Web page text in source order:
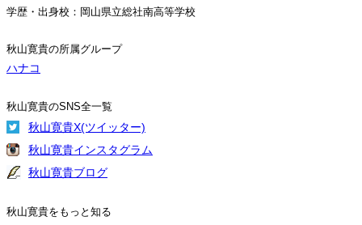
学歴・出身校：岡山県立総社南高等学校
秋山寛貴の所属グループ
ハナコ
秋山寛貴のSNS全一覧
秋山寛貴X(ツイッター)
秋山寛貴インスタグラム
秋山寛貴ブログ
秋山寛貴をもっと知る